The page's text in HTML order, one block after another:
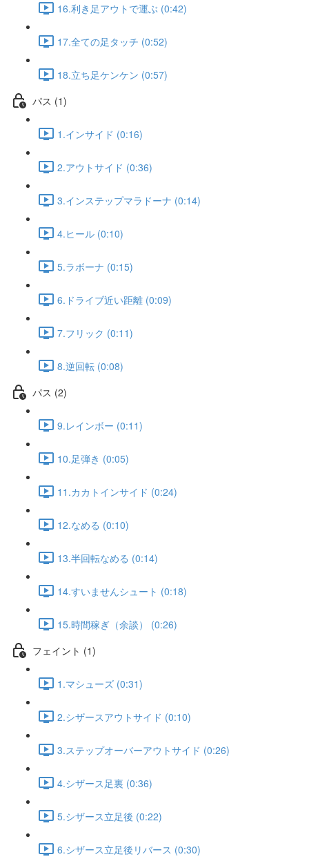
16.利き足アウトで運ぶ (0:42)
17.全ての足タッチ (0:52)
18.立ち足ケンケン (0:57)
パス (1)
1.インサイド (0:16)
2.アウトサイド (0:36)
3.インステップマラドーナ (0:14)
4.ヒール (0:10)
5.ラボーナ (0:15)
6.ドライブ近い距離 (0:09)
7.フリック (0:11)
8.逆回転 (0:08)
パス (2)
9.レインボー (0:11)
10.足弾き (0:05)
11.カカトインサイド (0:24)
12.なめる (0:10)
13.半回転なめる (0:14)
14.すいませんシュート (0:18)
15.時間稼ぎ（余談） (0:26)
フェイント (1)
1.マシューズ (0:31)
2.シザースアウトサイド (0:10)
3.ステップオーバーアウトサイド (0:26)
4.シザース足裏 (0:36)
5.シザース立足後 (0:22)
6.シザース立足後リバース (0:30)